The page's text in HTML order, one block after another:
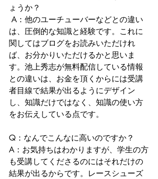
ょうか？
は、圧倒的な知識と経験です。これに
関してはブログをお読みいただけれ
ば、お分かりいただけるかと思いま
す。池上秀志が無料配信している情報
との違いは、お金を頂くからには受講
者目線で結果が出るようにデザイン
し、知識だけではなく、知識の使い方
をお伝えしている点です。
Q：なんでこんなに高いのですか？
A：お気持ちはわかりますが、学生の方
も受講してくださるのにはそれだけの
結果が出るからです。レースシューズ